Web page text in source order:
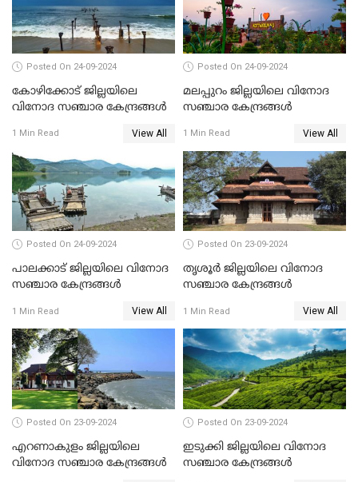
Posted On 24-09-2024
കോഴിക്കോട് ജില്ലയിലെ
വിനോദ സഞ്ചാര കേന്ദ്രങ്ങൾ
1 Min Read View All
Posted On 24-09-2024
മലപ്പുറം ജില്ലയിലെ വിനോദ
സഞ്ചാര കേന്ദ്രങ്ങൾ
1 Min Read View All
Posted On 24-09-2024
പാലക്കാട് ജില്ലയിലെ വിനോദ
സഞ്ചാര കേന്ദ്രങ്ങൾ
1 Min Read View All
Posted On 23-09-2024
തൃശൂർ ജില്ലയിലെ വിനോദ
സഞ്ചാര കേന്ദ്രങ്ങൾ
1 Min Read View All
Posted On 23-09-2024
എറണാകുളം ജില്ലയിലെ
വിനോദ സഞ്ചാര കേന്ദ്രങ്ങൾ
Posted On 23-09-2024
ഇടുക്കി ജില്ലയിലെ വിനോദ
സഞ്ചാര കേന്ദ്രങ്ങൾ